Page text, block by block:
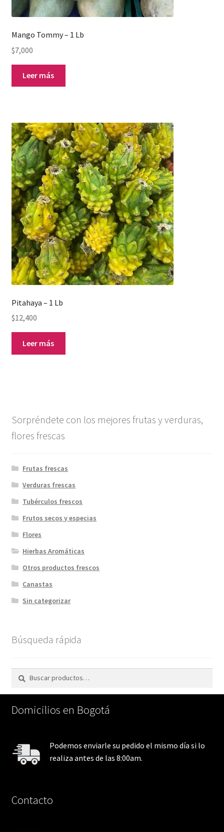
Mango Tommy – 1 Lb
$7,000
Leer más
Pitahaya – 1 Lb
$12,400
Leer más
Sorpréndete con los mejores frutas y verduras,
flores frescas
Frutas frescas
Verduras frescas
Tubérculos frescos
Frutos secos y especias
Flores
Hierbas Aromáticas
Otros productos frescos
Canastas
Sin categorizar
Búsqueda rápida
Buscar
Buscar
Domicilios en Bogotá
Podemos enviarle su pedido el mismo día si lo
realiza antes de las 8:00am.
Contacto